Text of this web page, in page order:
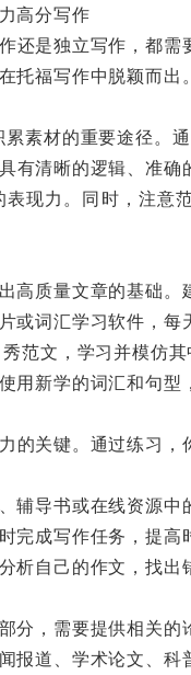
高分写作
是独立写作，都需
托福写作中脱颖而出
材的重要途径。
有清晰的逻辑、准
现力。同时，注意
质量文章的基础。
或词汇学习软件，
秀范文，学习并模仿
用新学的词汇和句
关键。通过练习，
辅导书或在线资源
完成写作任务，提高
析自己的作文，找
，需要提供相关的
报道、学术论文、